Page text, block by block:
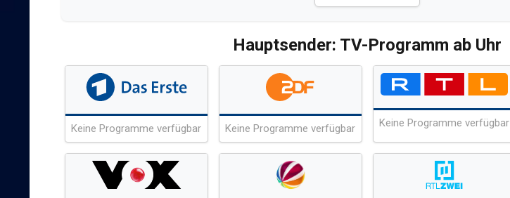
Hauptsender: TV-Programm ab Uhr
Keine Programme verfügbar Keine Programme verfügbar Keine Programme verfügbar